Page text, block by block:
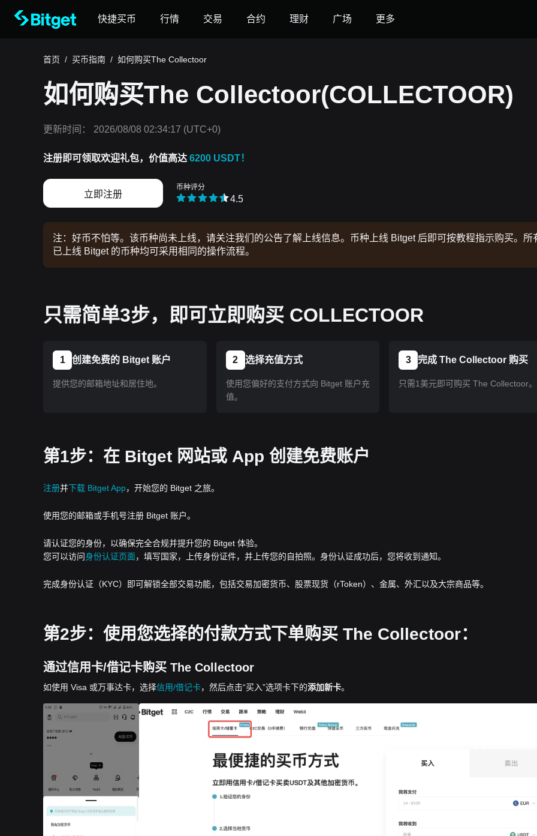
快捷买币 行情 交易 合约 理财 广场 更多
首页 / 买币指南 / 如何购买The Collectoor
如何购买The Collectoor(COLLECTOOR)
更新时间： 2026/08/08 02:34:17 (UTC+0)
注册即可领取欢迎礼包，价值高达 6200 USDT！
立即注册
币种评分
4.5
注：好币不怕等。该币种尚未上线，请关注我们的公告了解上线信息。币种上线 Bitget 后即可按教程指示购买。所
已上线 Bitget 的币种均可采用相同的操作流程。
只需简单3步，即可立即购买 COLLECTOOR
1 创建免费的 Bitget 账户
提供您的邮箱地址和居住地。
2 选择充值方式
使用您偏好的支付方式向 Bitget 账户充
值。
3 完成 The Collectoor 购买
只需1美元即可购买 The Collectoor。
第1步：在 Bitget 网站或 App 创建免费账户
注册并下载 Bitget App，开始您的 Bitget 之旅。
使用您的邮箱或手机号注册 Bitget 账户。
请认证您的身份，以确保完全合规并提升您的 Bitget 体验。
您可以访问身份认证页面，填写国家，上传身份证件，并上传您的自拍照。身份认证成功后，您将收到通知。
完成身份认证（KYC）即可解锁全部交易功能，包括交易加密货币、股票现货（rToken）、金属、外汇以及大宗商品等。
第2步：使用您选择的付款方式下单购买 The Collectoor：
通过信用卡/借记卡购买 The Collectoor
如使用 Visa 或万事达卡，选择信用/借记卡，然后点击“买入”选项卡下的添加新卡。